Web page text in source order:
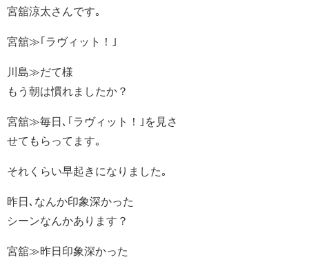
宮舘涼太さんです｡
宮舘≫｢ラヴィット！｣
川島≫だて様
もう朝は慣れましたか？
宮舘≫毎日､｢ラヴィット！｣を見さ
せてもらってます｡
それくらい早起きになりました｡
昨日､なんか印象深かった
シーンなんかあります？
宮舘≫昨日印象深かった